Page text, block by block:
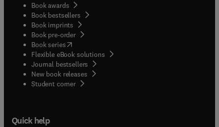
Book awards
Book bestsellers
Book imprints
Book pre-order
Book series(opens in new tab/window
Flexible eBook solutions
Journal bestsellers
New book releases
Student corner( opens in new tab/window
Quick help